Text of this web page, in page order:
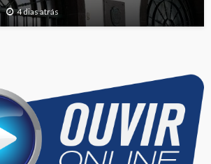
4 dias atrás